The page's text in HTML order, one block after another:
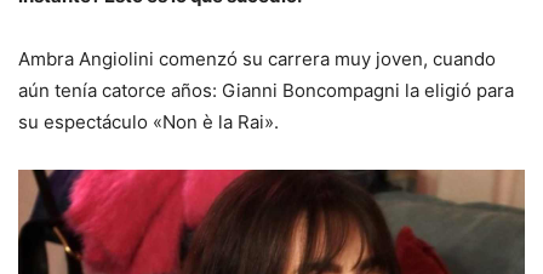
Ambra Angiolini comenzó su carrera muy joven, cuando
aún tenía catorce años: Gianni Boncompagni la eligió para
su espectáculo «Non è la Rai».